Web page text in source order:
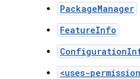
PackageManager
FeatureInfo
<uses-